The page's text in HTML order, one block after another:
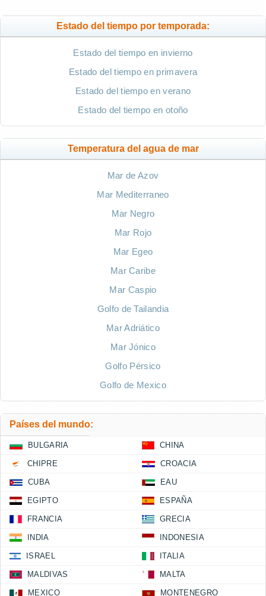
Estado del tiempo por temporada:
Estado del tiempo en invierno
Estado del tiempo en primavera
Estado del tiempo en verano
Estado del tiempo en otoño
Temperatura del agua de mar
Mar de Azov
Mar Mediterraneo
Mar Negro
Mar Rojo
Mar Egeo
Mar Caribe
Mar Caspio
Golfo de Tailandia
Mar Adriático
Mar Jónico
Golfo Pérsico
Golfo de Mexico
Países del mundo:
BULGARIA CHINA
CHIPRE CROACIA
CUBA EAU
EGIPTO ESPAÑA
FRANCIA GRECIA
INDIA INDONESIA
ISRAEL ITALIA
MALDIVAS MALTA
MEXICO MONTENEGRO